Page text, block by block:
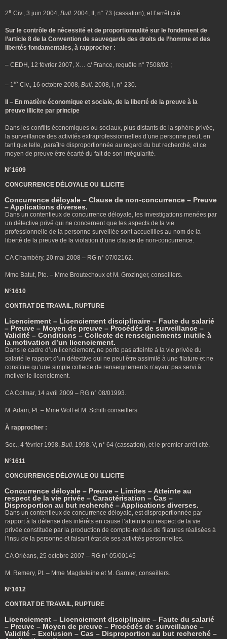
2e Civ., 3 juin 2004, Bull. 2004, II, n° 73 (cassation), et l’arrêt cité.
Sur le contrôle de nécessité et de proportionnalité sur le fondement de
l’article 8 de la Convention de sauvegarde des droits de l’homme et des
libertés fondamentales, à rapprocher :
– CEDH, 12 février 2007, X… c/ France, requête n° 7508/02 ;
– 1re Civ., 16 octobre 2008, Bull. 2008, I, n° 230.
II – En matière économique et sociale, de la liberté de la preuve à la
preuve illicite par principe
Dans les conflits économiques ou sociaux, plus distants de la sphère privée,
la surveillance des activités extraprofessionnelles d’une personne peut, en
tant que telle, paraître disproportionnée au regard du but recherché, et ce
moyen de preuve être écarté du fait de son irrégularité.
N°1609
CONCURRENCE DÉLOYALE OU ILLICITE
Concurrence déloyale – Clause de non-concurrence – Preuve
– Applications diverses.
Dans un contentieux de concurrence déloyale, les investigations menées par
un détective privé qui ne concernent que les aspects de la vie
professionnelle de la personne surveillée sont accueillies au nom de la
liberté de la preuve de la violation d’une clause de non-concurrence.
CA Chambéry, 20 mai 2008 – RG n° 07/02162.
Mme Batut, Pte. – Mme Broutechoux et M. Grozinger, conseillers.
N°1610
CONTRAT DE TRAVAIL, RUPTURE
Licenciement – Licenciement disciplinaire – Faute du salarié
– Preuve – Moyen de preuve – Procédés de surveillance –
Validité – Conditions – Collecte de renseignements inutile à
la motivation d’un licenciement.
Dans le cadre d’un licenciement, ne porte pas atteinte à la vie privée du
salarié le rapport d’un détective qui ne peut être assimilé à une filature et ne
constitue qu’une simple collecte de renseignements n’ayant pas servi à
motiver le licenciement.
CA Colmar, 14 avril 2009 – RG n° 08/01993.
M. Adam, Pt. – Mme Wolf et M. Schilli conseillers.
À rapprocher :
Soc., 4 février 1998, Bull. 1998, V, n° 64 (cassation), et le premier arrêt cité.
N°1611
CONCURRENCE DÉLOYALE OU ILLICITE
Concurrence déloyale – Preuve – Limites – Atteinte au
respect de la vie privée – Caractérisation – Cas –
Disproportion au but recherché – Applications diverses.
Dans un contentieux de concurrence déloyale, est disproportionnée par
rapport à la défense des intérêts en cause l’atteinte au respect de la vie
privée constituée par la production de compte-rendus de filatures réalisées à
l’insu de la personne et faisant état de ses activités personnelles.
CA Orléans, 25 octobre 2007 – RG n° 05/00145
M. Remery, Pt. – Mme Magdeleine et M. Garnier, conseillers.
N°1612
CONTRAT DE TRAVAIL, RUPTURE
Licenciement – Licenciement disciplinaire – Faute du salarié
– Preuve – Moyen de preuve – Procédés de surveillance –
Validité – Exclusion – Cas – Disproportion au but recherché –